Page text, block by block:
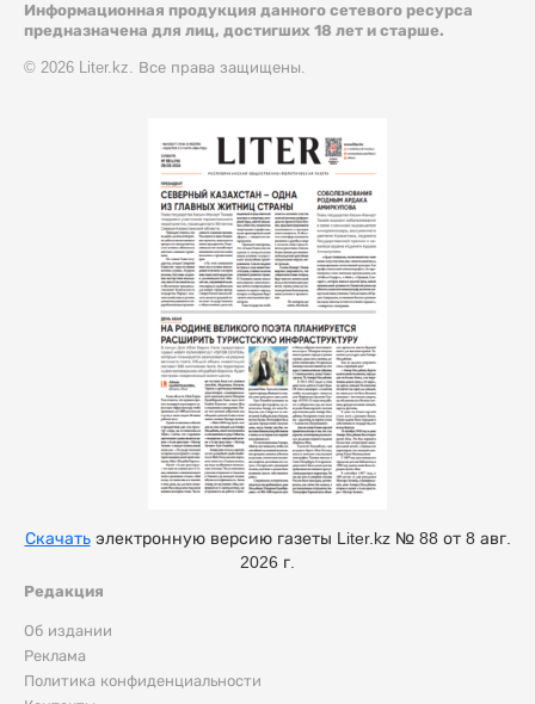
Информационная продукция данного сетевого ресурса
предназначена для лиц, достигших 18 лет и старше.
© 2026 Liter.kz. Все права защищены.
Редакция
Об издании
Реклама
Политика конфиденциальности
Скачатьэлектронную версию газеты Liter.kz № 88 от 8 авг.
2026 г.